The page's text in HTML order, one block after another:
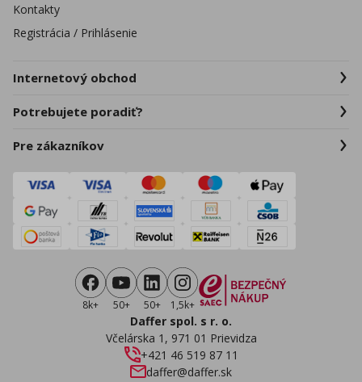
Kontakty
Registrácia / Prihlásenie
Internetový obchod
Potrebujete poradiť?
Pre zákazníkov
Daffer spol. s r. o.
Včelárska 1, 971 01 Prievidza
+421 46 519 87 11
daffer@daffer.sk
8k+ 50+ 50+ 1,5k+